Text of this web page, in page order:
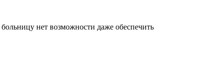
нет возможности даже обеспечить